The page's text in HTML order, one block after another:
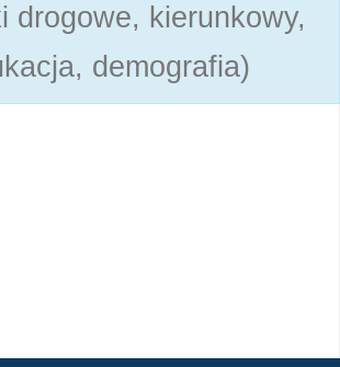
drogowe, kierunkowy,
demografia)